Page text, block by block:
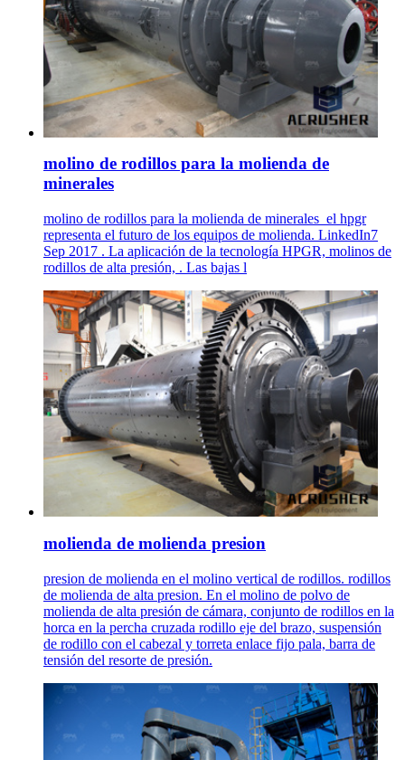
molino de rodillos para la molienda de
minerales
molino de rodillos para la molienda de minerales_el hpgr
representa el futuro de los equipos de molienda. LinkedIn7
Sep 2017 . La aplicación de la tecnología HPGR, molinos de
rodillos de alta presión, . Las bajas l
molienda de molienda presion
presion de molienda en el molino vertical de rodillos. rodillos
de molienda de alta presion. En el molino de polvo de
molienda de alta presión de cámara, conjunto de rodillos en la
horca en la percha cruzada rodillo eje del brazo, suspensión
de rodillo con el cabezal y torreta enlace fijo pala, barra de
tensión del resorte de presión.